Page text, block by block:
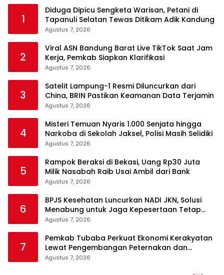
1
Diduga Dipicu Sengketa Warisan, Petani di
Tapanuli Selatan Tewas Ditikam Adik Kandung
Agustus 7, 2026
2
Viral ASN Bandung Barat Live TikTok Saat Jam
Kerja, Pemkab Siapkan Klarifikasi
Agustus 7, 2026
3
Satelit Lampung-1 Resmi Diluncurkan dari
China, BRIN Pastikan Keamanan Data Terjamin
Agustus 7, 2026
4
Misteri Temuan Nyaris 1.000 Senjata hingga
Narkoba di Sekolah Jaksel, Polisi Masih Selidiki
Agustus 7, 2026
5
Rampok Beraksi di Bekasi, Uang Rp30 Juta
Milik Nasabah Raib Usai Ambil dari Bank
Agustus 7, 2026
6
BPJS Kesehatan Luncurkan NADI JKN, Solusi
Menabung untuk Jaga Kepesertaan Tetap
Aktif
Agustus 7, 2026
7
Pemkab Tubaba Perkuat Ekonomi Kerakyatan
Lewat Pengembangan Peternakan dan
Penyaluran KUR
Agustus 7, 2026